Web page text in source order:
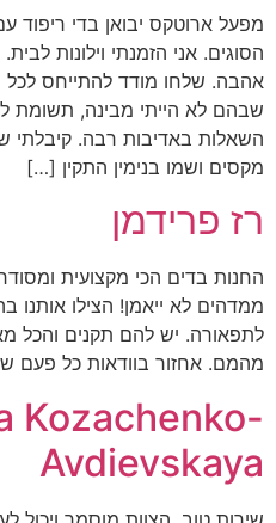
מפעל ארוטקס יבואן בדי ריפוד
הסוגים. אני הזמנתי וילונות
אהבה. שלחו מודד להתייחס לכל
שבהם לא הייתי מבינה, תשומת
השאלות באדיבות רבה. קיבלתי
מקסים ושמו בנימין התקין […]
רז פרידמן
החנות בדים הכי מקצועית
ממדהים לא ייאמן! הצילו אותנו
לתפאורה. יש להם תקנים והכל
מהמם. אחזור בוודאות כל פעם
Kozachenko-
Avdievskaya